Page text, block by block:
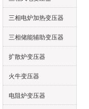
三相电炉加热变压器
三相储能辅助变压器
扩散炉变压器
火牛变压器
电阻炉变压器